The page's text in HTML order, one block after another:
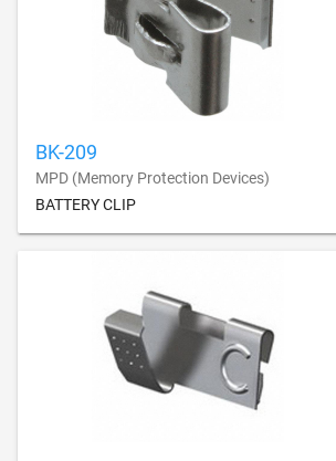
BK-209
MPD (Memory Protection Devices)
BATTERY CLIP